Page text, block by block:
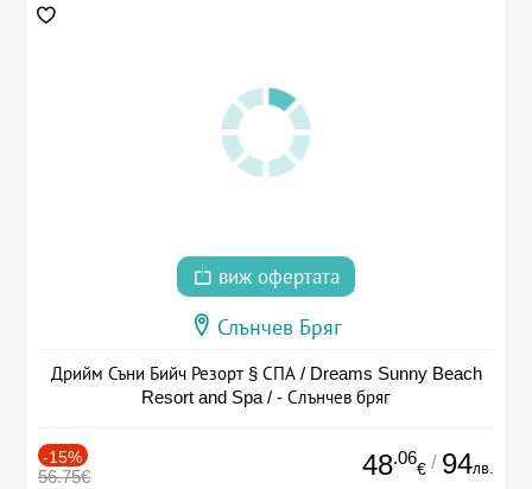
виж офертата
Слънчев Бряг
Дрийм Съни Бийч Резорт § СПА / Dreams Sunny Beach
Resort and Spa / - Слънчев бряг
-15%
56.75€ 48.06
€ / 94лв.